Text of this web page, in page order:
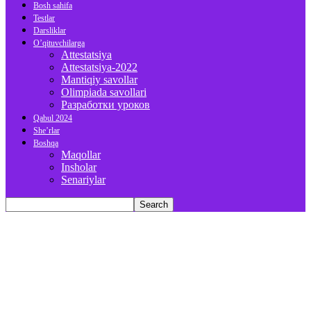
Bosh sahifa
Testlar
Darsliklar
O’qituvchilarga
Attestatsiya
Attestatsiya-2022
Mantiqiy savollar
Olimpiada savollari
Разработки уроков
Qabul 2024
She’rlar
Boshqa
Maqollar
Insholar
Senariylar